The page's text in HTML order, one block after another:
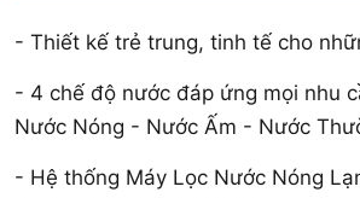
- Thiết kế trẻ trung, tinh tế cho
- 4 chế độ nước đáp ứng mọi nhu
Nước Nóng - Nước Ấm - Nước
- Hệ thống Máy Lọc Nước Nóng